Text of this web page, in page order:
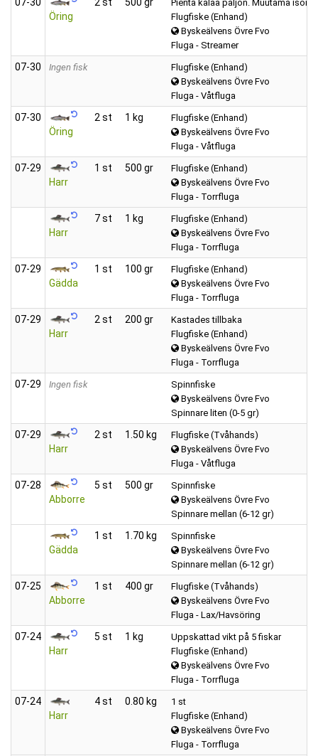
Öring
Pientä kalaa paljon. Muutama
Flugfiske (Enhand)
Byskeälvens Övre Fvo
Fluga - Streamer
07‑30 Ingen fisk
Flugfiske (Enhand)
Byskeälvens Övre Fvo
Fluga - Våtfluga
07‑30
Öring
2 st 1 kg
Flugfiske (Enhand)
Byskeälvens Övre Fvo
Fluga - Våtfluga
07‑29
Harr
1 st 500 gr
Flugfiske (Enhand)
Byskeälvens Övre Fvo
Fluga - Torrfluga
Harr
7 st 1 kg
Flugfiske (Enhand)
Byskeälvens Övre Fvo
Fluga - Torrfluga
07‑29
Gädda
1 st 100 gr
Flugfiske (Enhand)
Byskeälvens Övre Fvo
Fluga - Torrfluga
07‑29
Harr
2 st 200 gr
Kastades tillbaka
Flugfiske (Enhand)
Byskeälvens Övre Fvo
Fluga - Torrfluga
07‑29 Ingen fisk
Spinnfiske
Byskeälvens Övre Fvo
Spinnare liten (0-5 gr)
07‑29
Harr
2 st 1.50 kg
Flugfiske (Tvåhands)
Byskeälvens Övre Fvo
Fluga - Våtfluga
07‑28
Abborre
5 st 500 gr
Spinnfiske
Byskeälvens Övre Fvo
Spinnare mellan (6-12 gr)
Gädda
1 st 1.70 kg
Spinnfiske
Byskeälvens Övre Fvo
Spinnare mellan (6-12 gr)
07‑25
Abborre
1 st 400 gr
Flugfiske (Tvåhands)
Byskeälvens Övre Fvo
Fluga - Lax/Havsöring
07‑24
Harr
5 st 1 kg
Uppskattad vikt på 5 fiskar
Flugfiske (Enhand)
Byskeälvens Övre Fvo
Fluga - Torrfluga
07‑24
Harr
4 st 0.80 kg
1 st
Flugfiske (Enhand)
Byskeälvens Övre Fvo
Fluga - Torrfluga